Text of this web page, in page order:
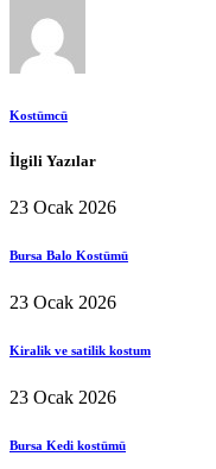
Kostümcü
İlgili Yazılar
23 Ocak 2026
Bursa Balo Kostümü
23 Ocak 2026
Kiralik ve satilik kostum
23 Ocak 2026
Bursa Kedi kostümü